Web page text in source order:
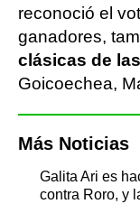
reconoció el
ganadores,
clásicas de
Goicoechea,
Más Noticias
Galita Ari es
contra Roro, y